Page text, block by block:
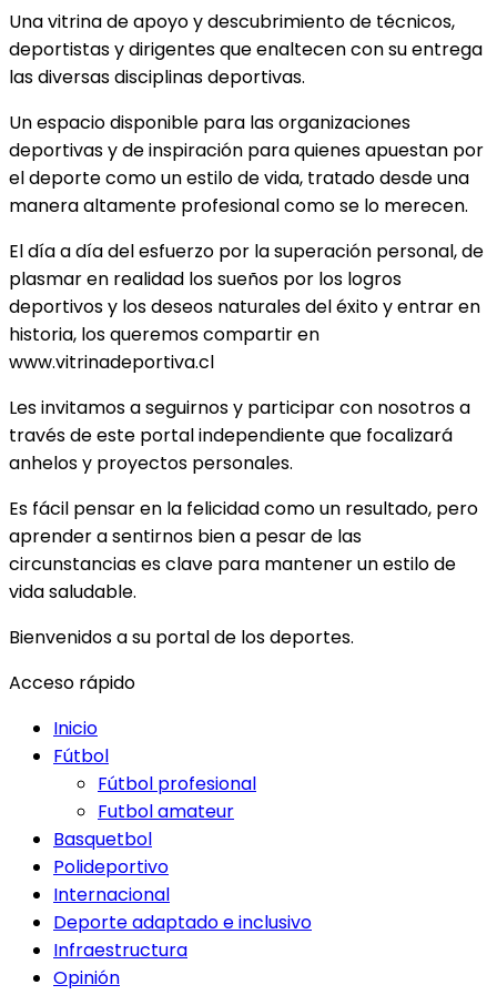
Una vitrina de apoyo y descubrimiento de técnicos,
deportistas y dirigentes que enaltecen con su entrega
las diversas disciplinas deportivas.
Un espacio disponible para las organizaciones
deportivas y de inspiración para quienes apuestan por
el deporte como un estilo de vida, tratado desde una
manera altamente profesional como se lo merecen.
El día a día del esfuerzo por la superación personal, de
plasmar en realidad los sueños por los logros
deportivos y los deseos naturales del éxito y entrar en
historia, los queremos compartir en
www.vitrinadeportiva.cl
Les invitamos a seguirnos y participar con nosotros a
través de este portal independiente que focalizará
anhelos y proyectos personales.
Es fácil pensar en la felicidad como un resultado, pero
aprender a sentirnos bien a pesar de las
circunstancias es clave para mantener un estilo de
vida saludable.
Bienvenidos a su portal de los deportes.
Acceso rápido
Inicio
Fútbol
Fútbol profesional
Futbol amateur
Basquetbol
Polideportivo
Internacional
Deporte adaptado e inclusivo
Infraestructura
Opinión